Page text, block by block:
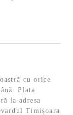
cu orice
Plata
la adresa
Timișoara